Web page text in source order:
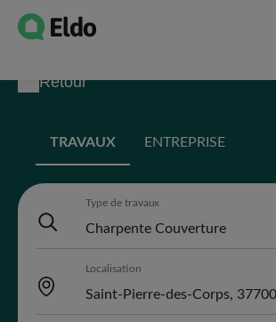
Retour
TRAVAUX ENTREPRISE
Type de travaux
Localisation